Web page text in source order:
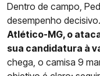
Dentro de campo,
desempenho decisivo.
Atlético-MG, o
sua candidatura à
chega, o camisa 9